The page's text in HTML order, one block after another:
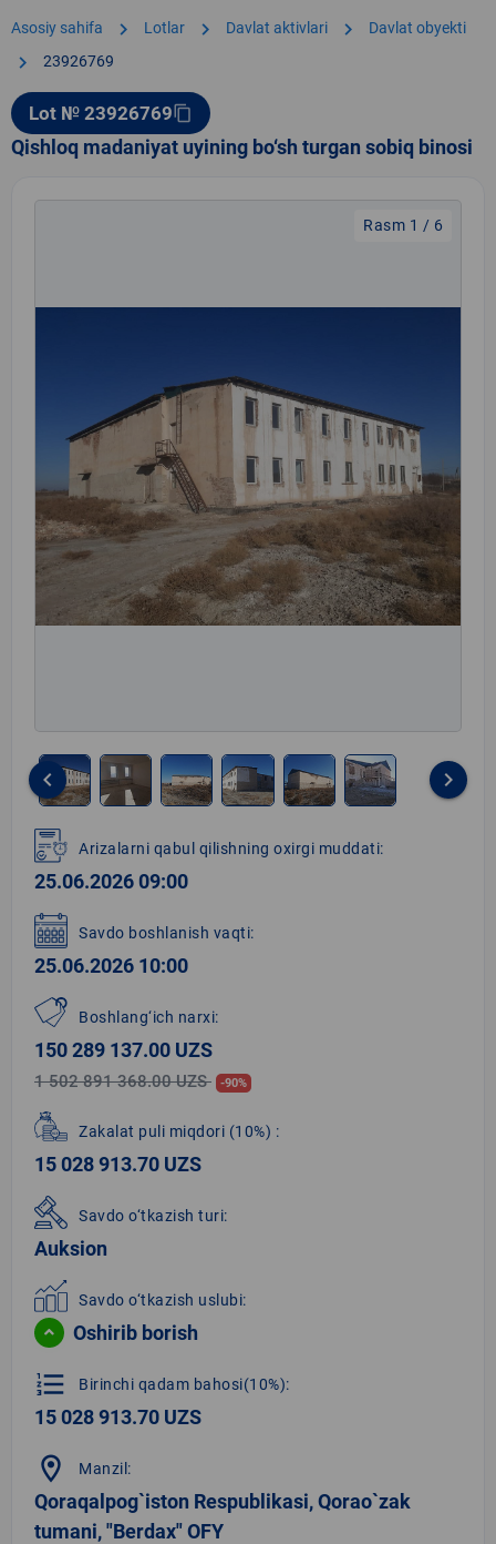
Asosiy sahifa chevron_right Lotlar chevron_right Davlat aktivlari chevron_right Davlat obyekti
chevron_right 23926769
Lot № 23926769content_copy
Qishloq madaniyat uyining bo‘sh turgan sobiq binosi
Rasm 1 / 6
1
of
6
keyboard_arrow_left keyboard_arrow_right
Arizalarni qabul qilishning oxirgi muddati:
25.06.2026 09:00
Savdo boshlanish vaqti:
25.06.2026 10:00
Boshlang‘ich narxi:
150 289 137.00 UZS
1 502 891 368.00 UZS -90%
Zakalat puli miqdori (10%) :
15 028 913.70 UZS
Savdo o‘tkazish turi:
Auksion
Savdo o‘tkazish uslubi:
Oshirib borish
format_list_numbered Birinchi qadam bahosi(10%):
15 028 913.70 UZS
location_on Manzil:
Qoraqalpog`iston Respublikasi, Qorao`zak
tumani, "Berdax" OFY